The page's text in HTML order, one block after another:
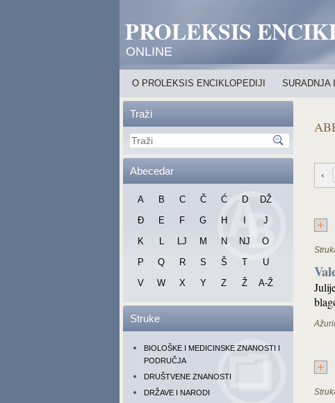
PROLEKSIS
ONLINE
O PROLEKSIS ENCIKLOPEDIJI SURADNJA
Traži
Abecedar
A B C Č Ć D
DŽ
Đ
E F G H
J
K
L LJ M N NJ
O
P
Q R S Š T
U
V
W X Y Z Ž A-Ž
Struke
BIOLOŠKE I MEDICINSKE ZNANOSTI I
PODRUČJA
DRUŠTVENE ZNANOSTI
DRŽAVE I NARODI
‹